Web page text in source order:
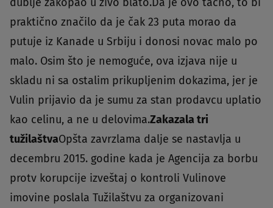
praktično značilo da je čak 23 puta morao da
putuje iz Kanade u Srbiju i donosi novac malo po
malo. Osim što je nemoguće, ova izjava nije u
skladu ni sa ostalim prikupljenim dokazima, jer je
Vulin prijavio da je sumu za stan prodavcu uplatio
kao celinu, a ne u delovima.Zakazala tri
tužilaštvaOpšta zavrzlama dalje se nastavlja u
decembru 2015. godine kada je Agencija za borbu
protv korupcije izveštaj o kontroli Vulinove
imovine poslala Tužilaštvu za organizovani